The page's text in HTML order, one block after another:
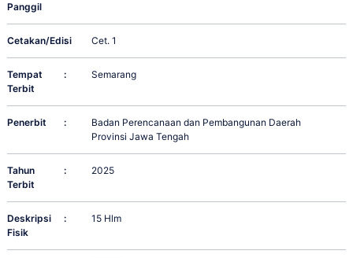
Panggil
Cetakan/Edisi
: Cet. 1
Tempat
Terbit
: Semarang
Penerbit :
Badan Perencanaan dan Pembangunan Daerah
Provinsi Jawa Tengah
Tahun
Terbit
: 2025
Deskripsi
Fisik
: 15 Hlm